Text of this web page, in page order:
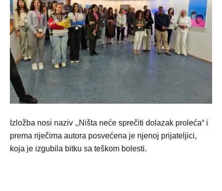
Izložba nosi naziv ,,Ništa neće sprečiti dolazak proleća“ i
prema riječima autora posvećena je njenoj prijateljici,
koja je izgubila bitku sa teškom bolesti.